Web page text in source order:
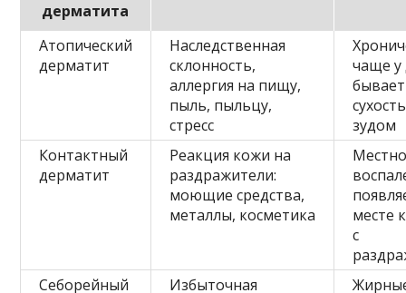
дерматита
Атопический
дерматит
Наследственная
склонность,
аллергия на пищу,
пыль, пыльцу,
стресс
чаще у
зудом
Контактный
дерматит
Реакция кожи на
раздражители:
моющие средства,
металлы, косметика
месте
с
Себорейный
Избыточная